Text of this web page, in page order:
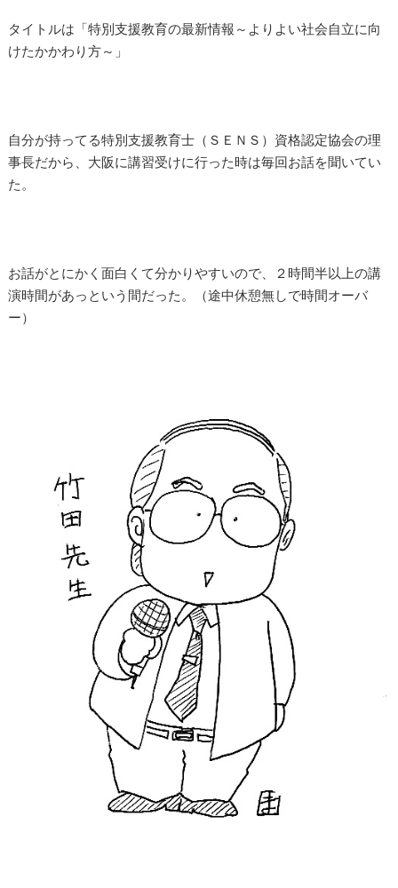
タイトルは「特別支援教育の最新情報～よりよい社会自立に向
けたかかわり方～」
自分が持ってる特別支援教育士（ＳＥＮＳ）資格認定協会の理
事長だから、大阪に講習受けに行った時は毎回お話を聞いてい
た。
お話がとにかく面白くて分かりやすいので、２時間半以上の講
演時間があっという間だった。（途中休憩無しで時間オーバ
ー）